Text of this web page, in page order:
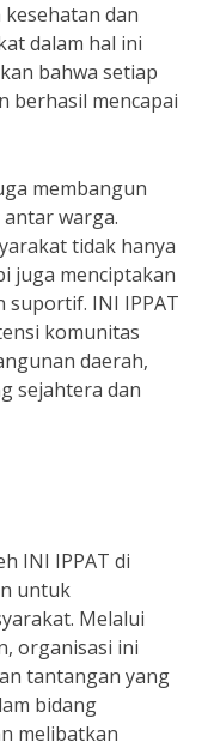
dan
dalam hal ini
bahwa setiap
berhasil mencapai
membangun
warga.
tidak hanya
juga menciptakan
suportif. INI IPPAT
komunitas
daerah,
sejahtera dan
INI IPPAT di
untuk
Melalui
organisasi ini
tantangan yang
bidang
melibatkan